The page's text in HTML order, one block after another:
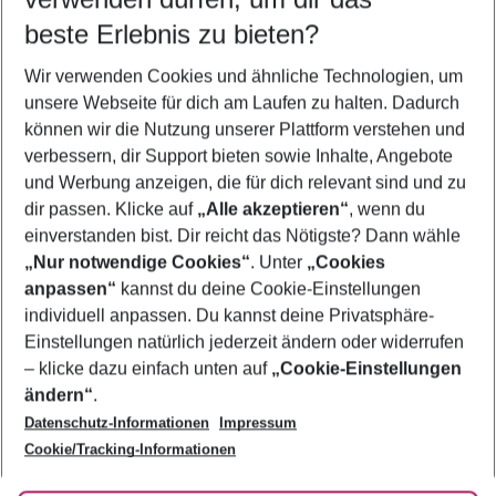
5-8 Nächte
2 Erwachsene Keine Kinder
Mehr Filter anzeigen
Footer
Footer navigation
Über uns
AGB
Bestpreisgarantie
Cookie-Einstellungen ändern
Cookie-Richtlinie
Agenturbetreuung
Barrierefreies Reisen
Folge uns
beste Erlebnis zu bieten?
Wir verwenden Cookies und ähnliche Technologien, um
unsere Webseite für dich am Laufen zu halten. Dadurch
können wir die Nutzung unserer Plattform verstehen und
verbessern, dir Support bieten sowie Inhalte, Angebote
und Werbung anzeigen, die für dich relevant sind und zu
dir passen. Klicke auf „Alle akzeptieren“, wenn du
einverstanden bist. Dir reicht das Nötigste? Dann wähle
„Nur notwendige Cookies“. Unter „Cookies
anpassen“ kannst du deine Cookie-Einstellungen
individuell anpassen. Du kannst deine Privatsphäre-
Einstellungen natürlich jederzeit ändern oder widerrufen
– klicke dazu einfach unten auf „Cookie-Einstellungen
ändern“.
Datenschutz-Informationen
Impressum
Cookie/Tracking-Informationen